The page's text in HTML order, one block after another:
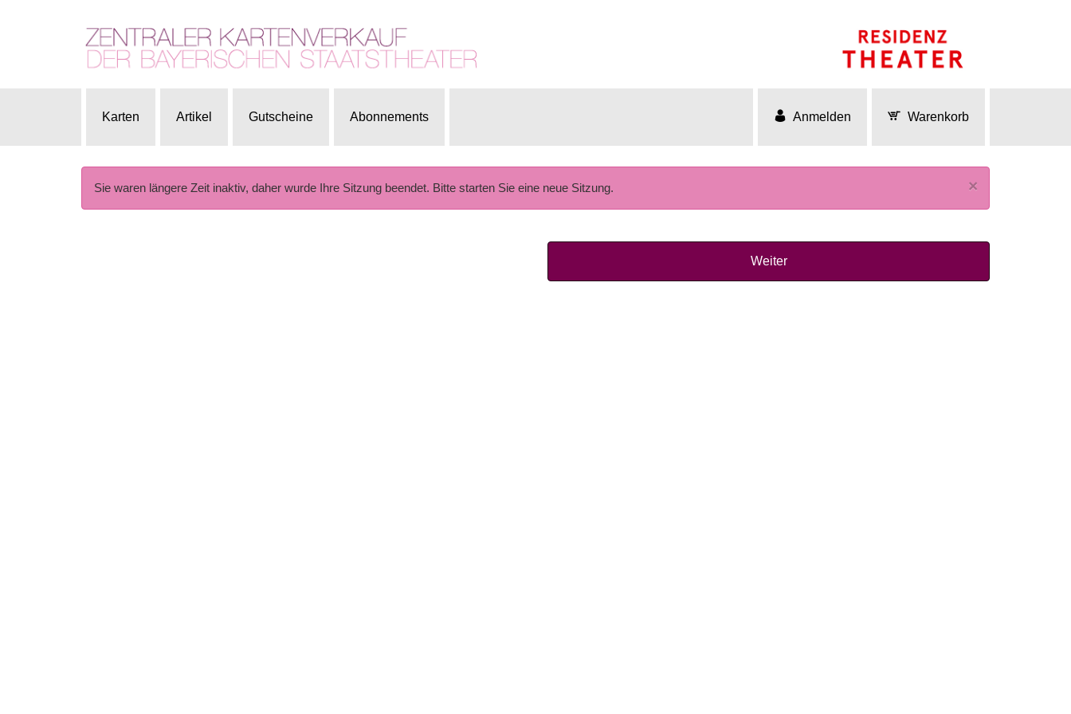
Karten Artikel Gutscheine Abonnements Anmelden Warenkorb
×
Sie waren längere Zeit inaktiv, daher wurde Ihre Sitzung beendet. Bitte starten Sie eine neue Sitzung.
Weiter